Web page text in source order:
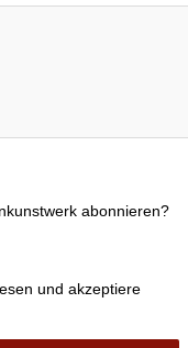
abonnieren?
und akzeptiere